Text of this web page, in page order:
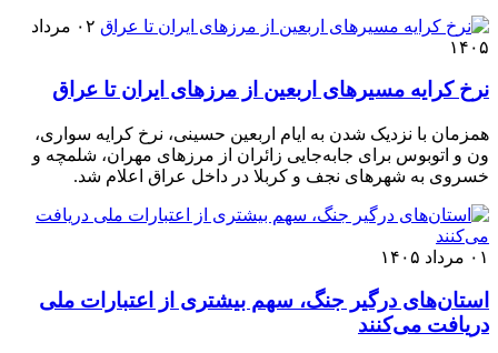
۰۲ مرداد
۱۴۰۵
نرخ کرایه مسیرهای اربعین از مرزهای ایران تا عراق
همزمان با نزدیک شدن به ایام اربعین حسینی، نرخ کرایه سواری،
ون و اتوبوس برای جابه‌جایی زائران از مرزهای مهران، شلمچه و
خسروی به شهرهای نجف و کربلا در داخل عراق اعلام شد.
۰۱ مرداد ۱۴۰۵
استان‌های درگیر جنگ، سهم بیشتری از اعتبارات ملی
دریافت می‌کنند